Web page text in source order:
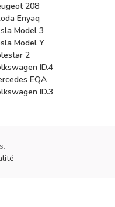
208
Enyaq
Model 3
Model Y
2
ID.4
EQA
ID.3